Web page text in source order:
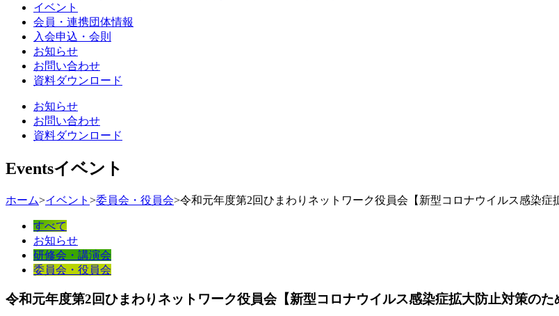
イベント
会員・連携団体情報
入会申込・会則
お知らせ
お問い合わせ
資料ダウンロード
お知らせ
お問い合わせ
資料ダウンロード
Eventsイベント
ホーム>イベント >委員会・役員会>令和元年度第2回ひまわりネットワーク役員会【新型コロナウイルス感染症
すべて
お知らせ
研修会・講演会
委員会・役員会
令和元年度第2回ひまわりネットワーク役員会【新型コロナウイルス感染症拡大防止対策のた